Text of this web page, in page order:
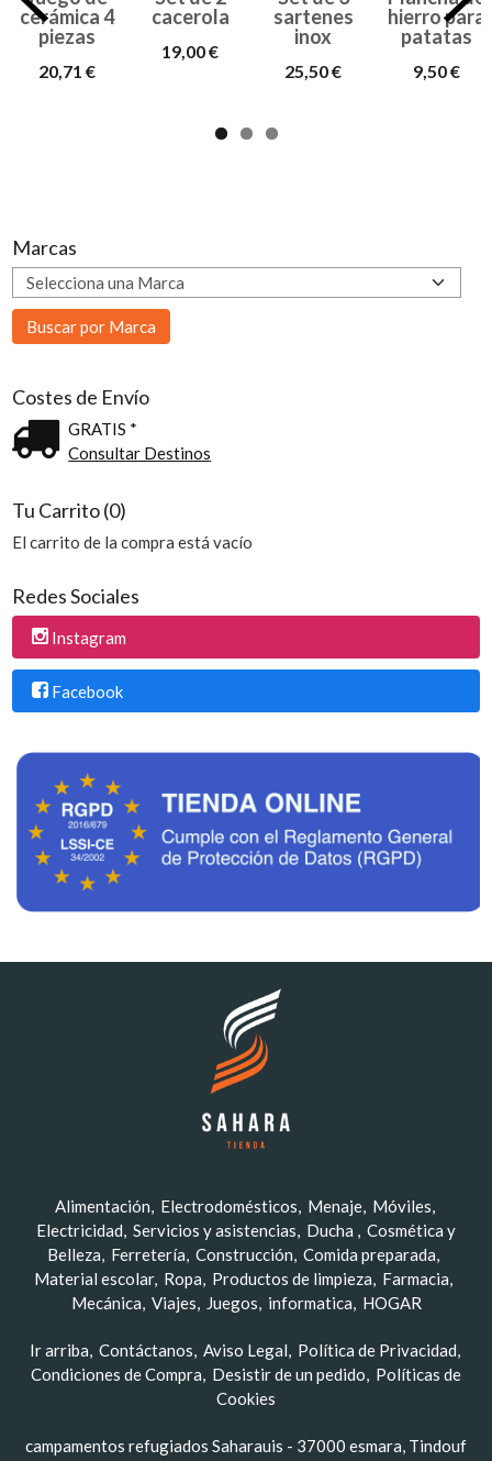
Marcas
Costes de Envío
GRATIS *
Consultar Destinos
Tu Carrito (0)
El carrito de la compra está vacío
Redes Sociales
Instagram
Facebook
cerámica 4
piezas
20,71 €
cacerola
19,00 €
sartenes
inox
25,50 €
hierro para
patatas
9,50 €
Alimentación Electrodomésticos Menaje Móviles
Electricidad Servicios y asistencias Ducha
Cosmética y
Belleza
Ferretería Construcción Comida preparada
Material escolar Ropa Productos de limpieza
Farmacia
Mecánica Viajes Juegos informatica HOGAR
Ir arriba Contáctanos Aviso Legal
Política de Privacidad
Condiciones de Compra
Desistir de un pedido
Políticas de
Cookies
campamentos refugiados Saharauis - 37000 esmara, Tindouf